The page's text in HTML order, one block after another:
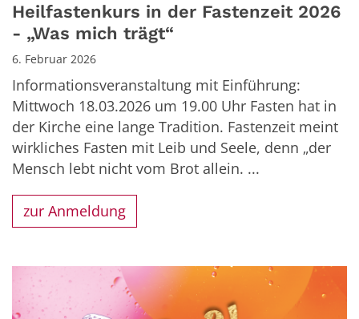
Heilfastenkurs in der Fastenzeit 2026
- „Was mich trägt“
6. Februar 2026
Informationsveranstaltung mit Einführung:
Mittwoch 18.03.2026 um 19.00 Uhr Fasten hat in
der Kirche eine lange Tradition. Fastenzeit meint
wirkliches Fasten mit Leib und Seele, denn „der
Mensch lebt nicht vom Brot allein. ...
zur Anmeldung